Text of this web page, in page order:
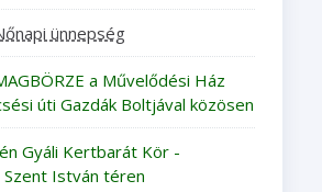
ünnepség
a Művelődési Ház
úti Gazdák Boltjával közösen
Gyáli Kertbarát Kör -
Szent István téren